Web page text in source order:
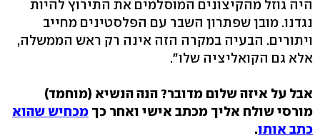
היה גוזל מהקיצונים המוסלמים את התירוץ להיות
נגדנו. מובן שפתרון השבר עם הפלסטינים מחייב
ויתורים. הבעיה במקרה הזה אינה רק ראש הממשלה,
אלא גם הקואליציה שלו".
אבל על איזה שלום מדובר? הנה הנשיא (מוחמד)
מורסי שולח אליך מכתב אישי ואחר כך מכחיש שהוא
כתב אותו.